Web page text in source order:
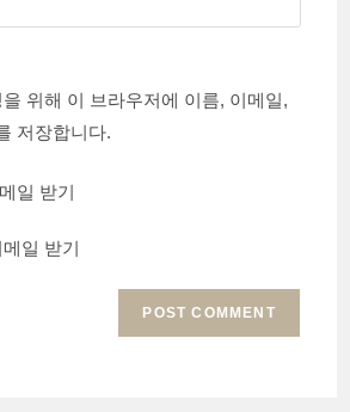
위해 이 브라우저에 이름, 이메일,
저장합니다.
일 받기
일 받기